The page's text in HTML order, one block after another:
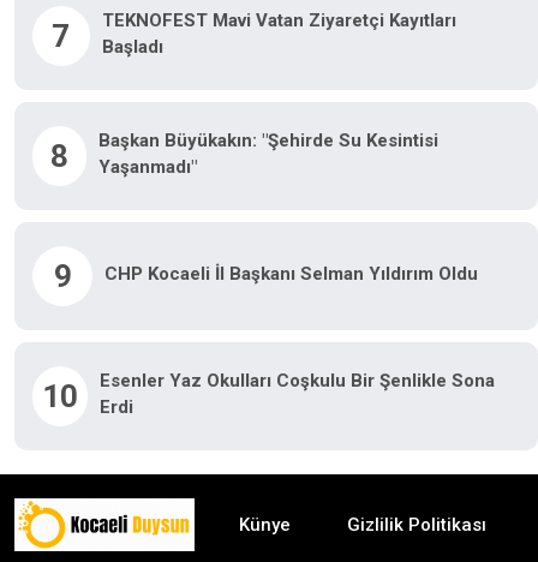
7
TEKNOFEST Mavi Vatan Ziyaretçi Kayıtları
Başladı
8
Başkan Büyükakın: "Şehirde Su Kesintisi
Yaşanmadı"
9 CHP Kocaeli İl Başkanı Selman Yıldırım Oldu
10
Esenler Yaz Okulları Coşkulu Bir Şenlikle Sona
Erdi
Künye Gizlilik Politikası